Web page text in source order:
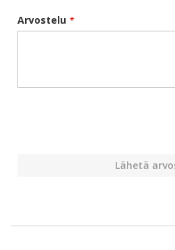
Arvostelu
Lähetä